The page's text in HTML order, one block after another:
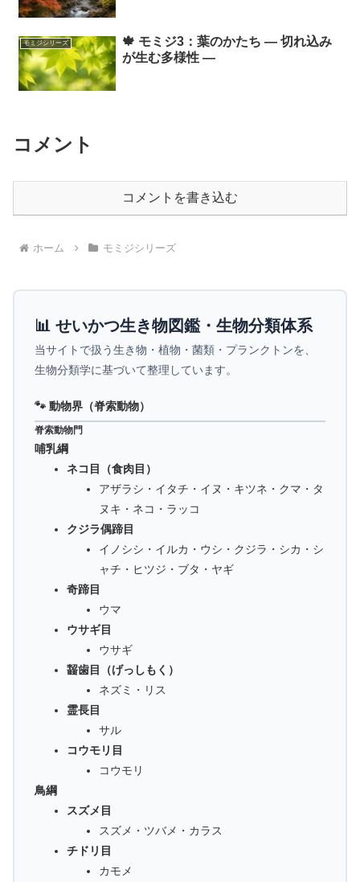
モミジシリーズ
🍁 モミジ3：葉のかたち ― 切れ込み
が生む多様性 ―
コメント
コメントを書き込む
ホーム モミジシリーズ
📊 せいかつ生き物図鑑・生物分類体系
当サイトで扱う生き物・植物・菌類・プランクトンを、
生物分類学に基づいて整理しています。
🐾 動物界（脊索動物）
脊索動物門
哺乳綱
ネコ目（食肉目）
アザラシ・イタチ・イヌ・キツネ・クマ・タ
ヌキ・ネコ・ラッコ
クジラ偶蹄目
イノシシ・イルカ・ウシ・クジラ・シカ・シ
ャチ・ヒツジ・ブタ・ヤギ
奇蹄目
ウマ
ウサギ目
ウサギ
齧歯目（げっしもく）
ネズミ・リス
霊長目
サル
コウモリ目
コウモリ
鳥綱
スズメ目
スズメ・ツバメ・カラス
チドリ目
カモメ